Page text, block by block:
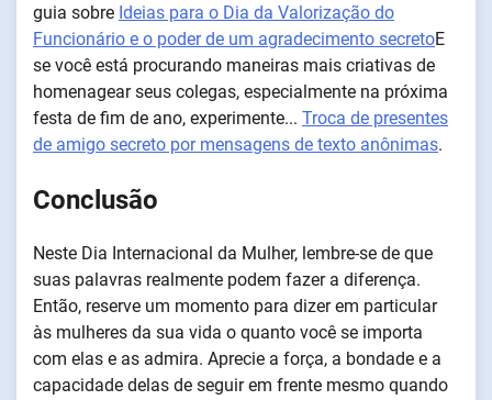
guia sobre Ideias para o Dia da Valorização do
Funcionário e o poder de um agradecimento secretoE
se você está procurando maneiras mais criativas de
homenagear seus colegas, especialmente na próxima
festa de fim de ano, experimente... Troca de presentes
de amigo secreto por mensagens de texto anônimas.
Conclusão
Neste Dia Internacional da Mulher, lembre-se de que
suas palavras realmente podem fazer a diferença.
Então, reserve um momento para dizer em particular
às mulheres da sua vida o quanto você se importa
com elas e as admira. Aprecie a força, a bondade e a
capacidade delas de seguir em frente mesmo quando